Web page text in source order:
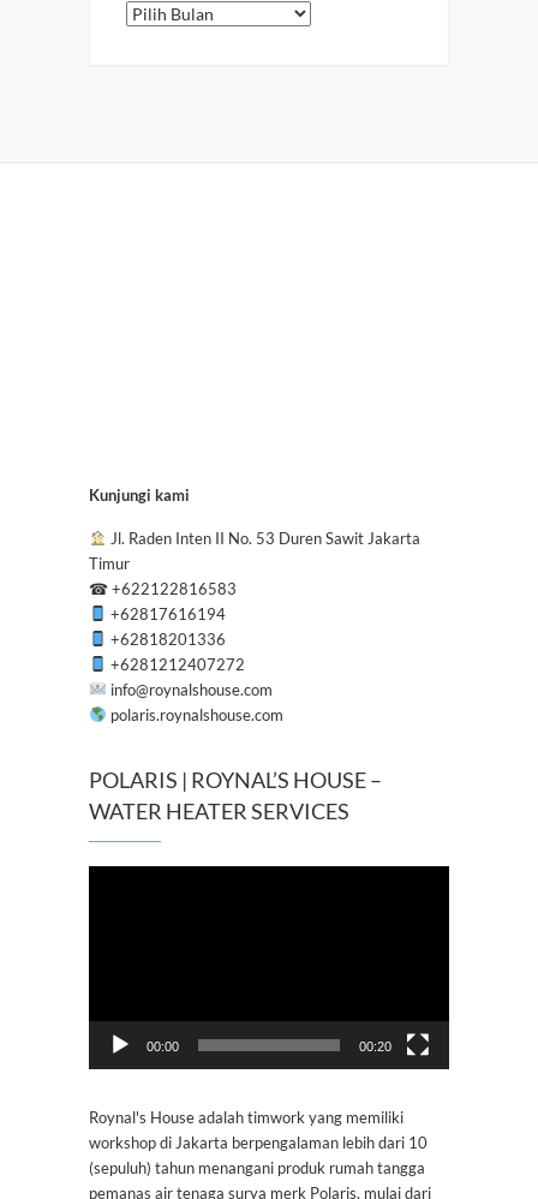
Arsip
Kunjungi kami
Jl. Raden Inten II No. 53 Duren Sawit Jakarta
Timur
☎+622122816583
+62817616194
+62818201336
+6281212407272
info@roynalshouse.com
polaris.roynalshouse.com
POLARIS | ROYNAL’S HOUSE –
WATER HEATER SERVICES
00:00 00:20
Roynal's House adalah timwork yang memiliki
workshop di Jakarta berpengalaman lebih dari 10
(sepuluh) tahun menangani produk rumah tangga
pemanas air tenaga surya merk Polaris, mulai dari